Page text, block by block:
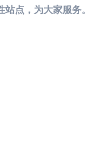
站点，为大家服